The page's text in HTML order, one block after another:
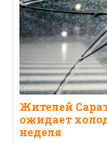
Жителей
ожидает
неделя